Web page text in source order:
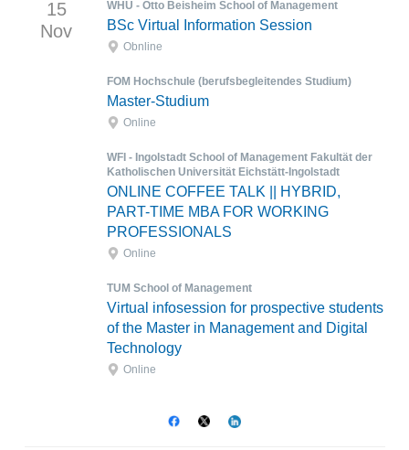
15
Nov
WHU - Otto Beisheim School of Management
BSc Virtual Information Session
Obnline
FOM Hochschule (berufsbegleitendes Studium)
Master-Studium
Online
WFI - Ingolstadt School of Management Fakultät der
Katholischen Universität Eichstätt-Ingolstadt
ONLINE COFFEE TALK || HYBRID,
PART-TIME MBA FOR WORKING
PROFESSIONALS
Online
TUM School of Management
Virtual infosession for prospective students
of the Master in Management and Digital
Technology
Online